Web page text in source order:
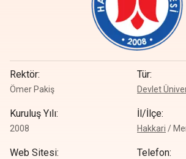
Rektör:
Ömer Pakiş
Tür:
Devlet
Kuruluş Yılı:
2008
İl/İlçe:
Hakkari /
Web Sitesi: Telefon: